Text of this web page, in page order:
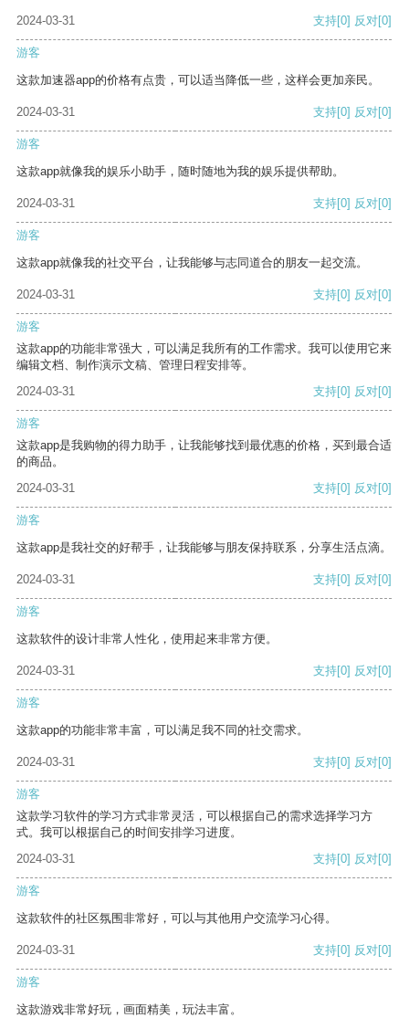
2024-03-31 支持[0] 反对[0]
游客
这款加速器app的价格有点贵，可以适当降低一些，这样会更加亲民。
2024-03-31 支持[0] 反对[0]
游客
这款app就像我的娱乐小助手，随时随地为我的娱乐提供帮助。
2024-03-31 支持[0] 反对[0]
游客
这款app就像我的社交平台，让我能够与志同道合的朋友一起交流。
2024-03-31 支持[0] 反对[0]
游客
这款app的功能非常强大，可以满足我所有的工作需求。我可以使用它来
编辑文档、制作演示文稿、管理日程安排等。
2024-03-31
支持[0] 反对[0]
游客
这款app是我购物的得力助手，让我能够找到最优惠的价格，买到最合适
的商品。
2024-03-31
支持[0] 反对[0]
游客
这款app是我社交的好帮手，让我能够与朋友保持联系，分享生活点滴。
2024-03-31 支持[0] 反对[0]
游客
这款软件的设计非常人性化，使用起来非常方便。
2024-03-31 支持[0] 反对[0]
游客
这款app的功能非常丰富，可以满足我不同的社交需求。
2024-03-31 支持[0] 反对[0]
游客
这款学习软件的学习方式非常灵活，可以根据自己的需求选择学习方
式。我可以根据自己的时间安排学习进度。
2024-03-31
支持[0] 反对[0]
游客
这款软件的社区氛围非常好，可以与其他用户交流学习心得。
2024-03-31 支持[0] 反对[0]
游客
这款游戏非常好玩，画面精美，玩法丰富。